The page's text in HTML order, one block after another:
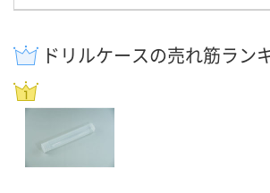
ドリルケースの売れ筋ラン